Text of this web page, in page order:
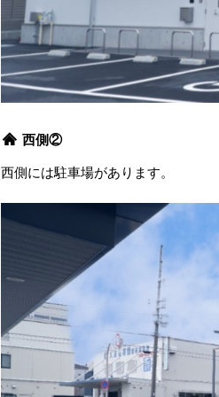
西側②
西側には駐車場があります。